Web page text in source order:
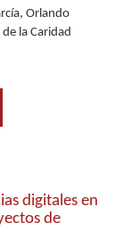
Orlando
la Caridad
digitales en
de